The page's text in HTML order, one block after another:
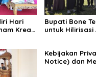
Hari
Kreasi
Bupati Bone
untuk Hilirisasi
Kebijakan
Notice) dan